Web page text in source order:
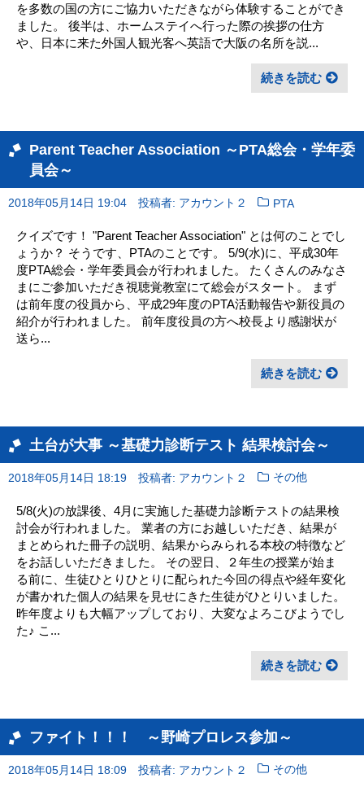
を多数の国の方にご協力いただきながら体験することができ
ました。 後半は、ホームステイへ行った際の挨拶の仕方
や、日本に来た外国人観光客へ英語で大阪の名所を説...
続きを読む
Parent Teacher Association ～PTA総会・学年委
員会～
2018年05月14日 19:04 投稿者: アカウント２ PTA
クイズです！ "Parent Teacher Association" とは何のことでし
ょうか？ そうです、PTAのことです。 5/9(水)に、平成30年
度PTA総会・学年委員会が行われました。 たくさんのみなさ
まにご参加いただき視聴覚教室にて総会がスタート。 まず
は前年度の役員から、平成29年度のPTA活動報告や新役員の
紹介が行われました。 前年度役員の方へ校長より感謝状が
送ら...
続きを読む
土台が大事 ～基礎力診断テスト 結果検討会～
2018年05月14日 18:19 投稿者: アカウント２ その他
5/8(火)の放課後、4月に実施した基礎力診断テストの結果検
討会が行われました。 業者の方にお越しいただき、結果が
まとめられた冊子の説明、結果からみられる本校の特徴など
をお話しいただきました。 その翌日、２年生の授業が始ま
る前に、生徒ひとりひとりに配られた今回の得点や経年変化
が書かれた個人の結果を見せにきた生徒がひとりいました。
昨年度よりも大幅アップしており、大変なよろこびようでし
た♪ こ...
続きを読む
ファイト！！！ ～野崎プロレス参加～
2018年05月14日 18:09 投稿者: アカウント２ その他